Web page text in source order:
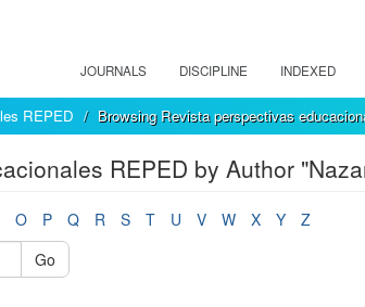
JOURNALS DISCIPLINE INDEXED
REPED Browsing Revista perspectivas
REPED by Author
O P Q R S T U V W X Y
Z
Go